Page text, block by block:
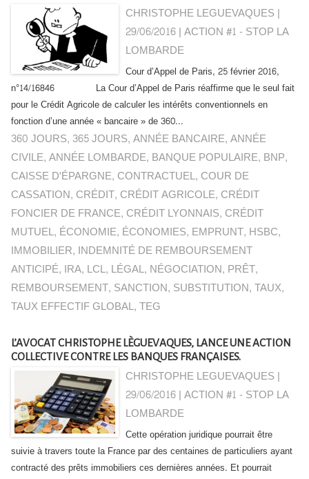
CHRISTOPHE LEGUEVAQUES |
29/06/2016|ACTION #1 - STOP LA
LOMBARDE
Cour d’Appel de Paris, 25 février 2016,
n°14/16846 La Cour d’Appel de Paris réaffirme que le seul fait
pour le Crédit Agricole de calculer les intérêts conventionnels en
fonction d’une année « bancaire » de 360...
360 JOURS, 365 JOURS,ANNÉE BANCAIRE,ANNÉE
CIVILE,ANNÉE LOMBARDE, BANQUE POPULAIRE, BNP,
CAISSE D'ÉPARGNE, CONTRACTUEL, COUR DE
CASSATION, CRÉDIT, CRÉDIT AGRICOLE, CRÉDIT
FONCIER DE FRANCE, CRÉDIT LYONNAIS, CRÉDIT
MUTUEL, ÉCONOMIE, ÉCONOMIES, EMPRUNT, HSBC,
IMMOBILIER, INDEMNITÉ DE REMBOURSEMENT
ANTICIPÉ, IRA, LCL, LÉGAL, NÉGOCIATION, PRÊT,
REMBOURSEMENT, SANCTION, SUBSTITUTION,TAUX,
TAUX EFFECTIF GLOBAL,TEG
L’AVOCAT CHRISTOPHE LÈGUEVAQUES, LANCE UNE ACTION
COLLECTIVE CONTRE LES BANQUES FRANÇAISES.
CHRISTOPHE LEGUEVAQUES |
29/06/2016|ACTION #1 - STOP LA
LOMBARDE
Cette opération juridique pourrait être
suivie à travers toute la France par des centaines de particuliers ayant
contracté des prêts immobiliers ces dernières années. Et pourrait